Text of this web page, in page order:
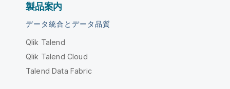
製品案内
データ統合とデータ品質
Qlik Talend
Qlik Talend Cloud
Talend Data Fabric